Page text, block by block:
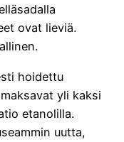
ovat lieviä.
hoidettu
yli kaksi
etanolilla.
uutta,